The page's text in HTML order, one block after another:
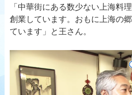
「中華街にある数少ない上海料
創業しています。おもに上海の
ています」と王さん。